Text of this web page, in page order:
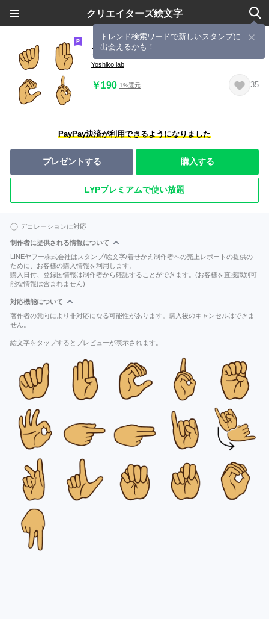
クリエイターズ絵文字
トレンド検索ワードで新しいスタンプに
出会えるかも！
アメリカ式アルファベットの指文字
Yoshiko lab
￥190 1%還元 35
PayPay決済が利用できるようになりました
プレゼントする 購入する
LYPプレミアムで使い放題
デコレーションに対応
制作者に提供される情報について
LINEヤフー株式会社はスタンプ/絵文字/着せかえ制作者への売上レポートの提供の
ために、お客様の購入情報を利用します。
購入日付、登録国情報は制作者から確認することができます。(お客様を直接識別可
能な情報は含まれません)
対応機能について
著作者の意向により非対応になる可能性があります。購入後のキャンセルはできま
せん。
絵文字をタップするとプレビューが表示されます。